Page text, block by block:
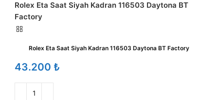
Rolex Eta Saat Siyah Kadran 116503 Daytona BT
Factory
Rolex Eta Saat Siyah Kadran 116503 Daytona BT Factory
₺